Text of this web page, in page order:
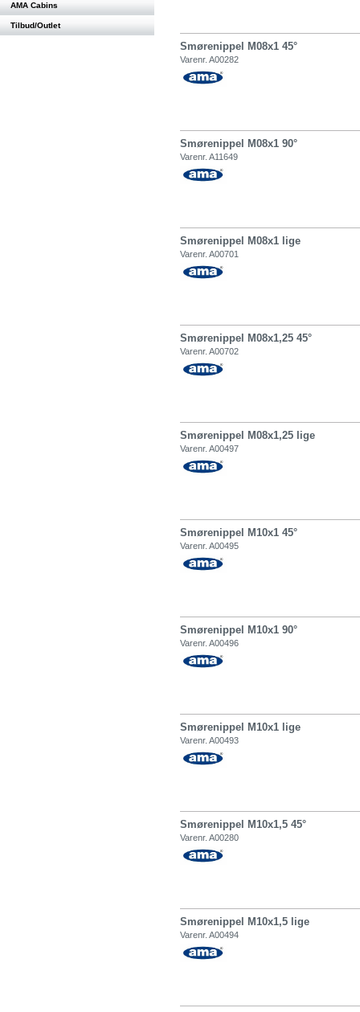
AMA Cabins
Tilbud/Outlet
Smørenippel M08x1 45°
Varenr. A00282
Smørenippel M08x1 90°
Varenr. A11649
Smørenippel M08x1 lige
Varenr. A00701
Smørenippel M08x1,25 45°
Varenr. A00702
Smørenippel M08x1,25 lige
Varenr. A00497
Smørenippel M10x1 45°
Varenr. A00495
Smørenippel M10x1 90°
Varenr. A00496
Smørenippel M10x1 lige
Varenr. A00493
Smørenippel M10x1,5 45°
Varenr. A00280
Smørenippel M10x1,5 lige
Varenr. A00494